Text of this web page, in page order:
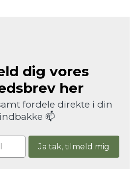
dig vores
her
fordele direkte i din
indbakke 📫
Ja tak, tilmeld mig